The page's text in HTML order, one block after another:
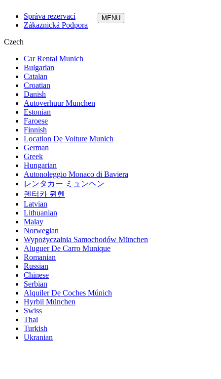
Správa rezervací
Zákaznická Podpora
Czech
Car Rental Munich
Bulgarian
Catalan
Croatian
Danish
Autoverhuur Munchen
Estonian
Faroese
Finnish
Location De Voiture Munich
German
Greek
Hungarian
Autonoleggio Monaco di Baviera
レンタカー ミュンヘン
렌터카 뮌헨
Latvian
Lithuanian
Malay
Norwegian
Wypożyczalnia Samochodów München
Aluguer De Carro Munique
Romanian
Russian
Chinese
Serbian
Alquiler De Coches Múnich
Hyrbil München
Swiss
Thai
Turkish
Ukranian